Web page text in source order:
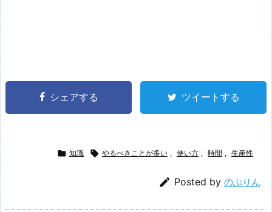
シェアする ツイートする
 知識  やるべきことが多い , 使い方 , 時間 , 生産性
 Posted by のぶりん